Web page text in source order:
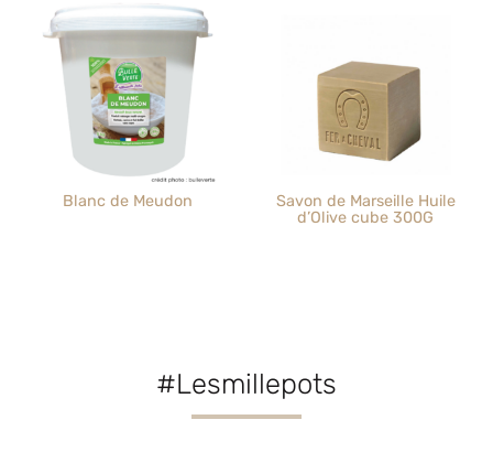
Blanc de Meudon
Savon de Marseille Huile
d’Olive cube 300G
#Lesmillepots